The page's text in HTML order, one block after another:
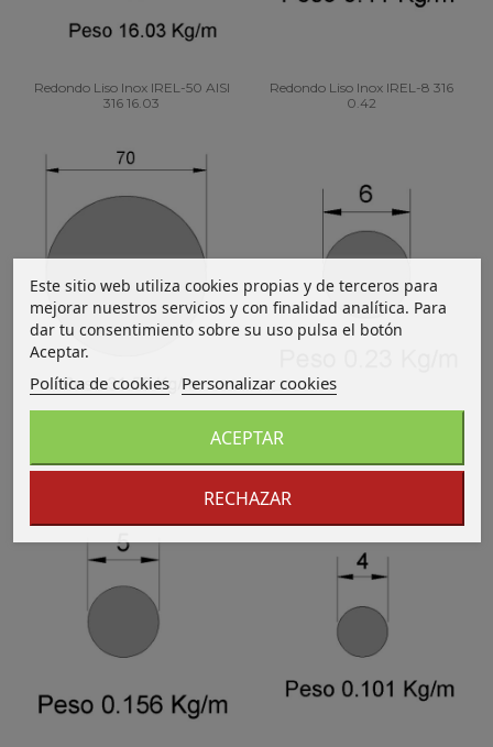
Redondo Liso Inox IREL-50 AISI
316 16.03
Redondo Liso Inox IREL-8 316
0.42
Redondo Liso Inox IREL-70 316
Redondo Liso Inox IREL-6 316
Este sitio web utiliza cookies propias y de terceros para
mejorar nuestros servicios y con finalidad analítica. Para
dar tu consentimiento sobre su uso pulsa el botón
Aceptar.
Política de cookies Personalizar cookies
RECHAZAR
ACEPTAR